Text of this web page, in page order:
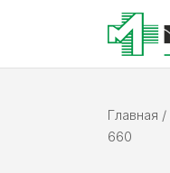
Главная /
660